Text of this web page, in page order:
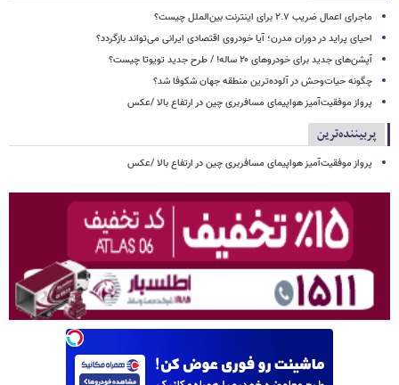
ماجرای اعمال ضریب ۲.۷ برای اینترنت بین‌الملل چیست؟
احیای پراید در دوران مدرن؛ آیا خودروی اقتصادی ایرانی می‌تواند بازگردد؟
آپشن‌های جدید برای خودروهای ۲۰ ساله! / طرح جدید تویوتا چیست؟
چگونه حیات‌وحش در آلوده‌ترین منطقه جهان شکوفا شد؟
پرواز موفقیت‌آمیز هواپیمای مسافربری چین در ارتفاع بالا /عکس
پربیننده‌ترین
پرواز موفقیت‌آمیز هواپیمای مسافربری چین در ارتفاع بالا /عکس